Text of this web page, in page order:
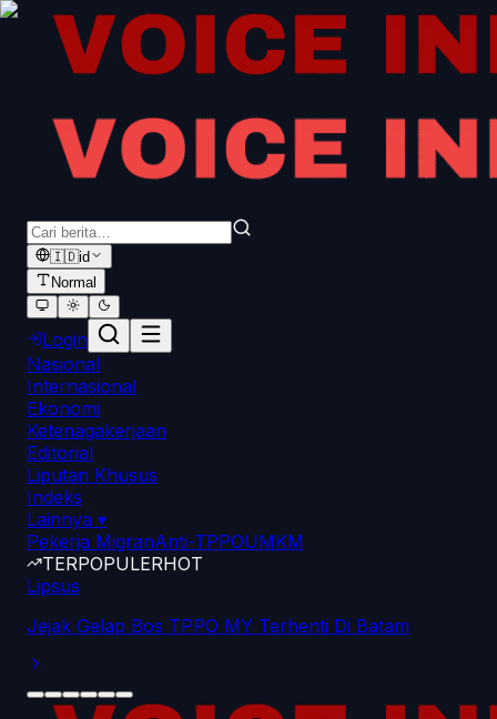
🇮🇩id
Normal
Login
Nasional
Internasional
Ekonomi
Ketenagakerjaan
Editorial
Liputan Khusus
Indeks
Lainnya ▾
Pekerja MigranAnti-TPPOUMKM
TERPOPULERHOT
Lipsus
Jejak Gelap Bos TPPO MY Terhenti Di Batam